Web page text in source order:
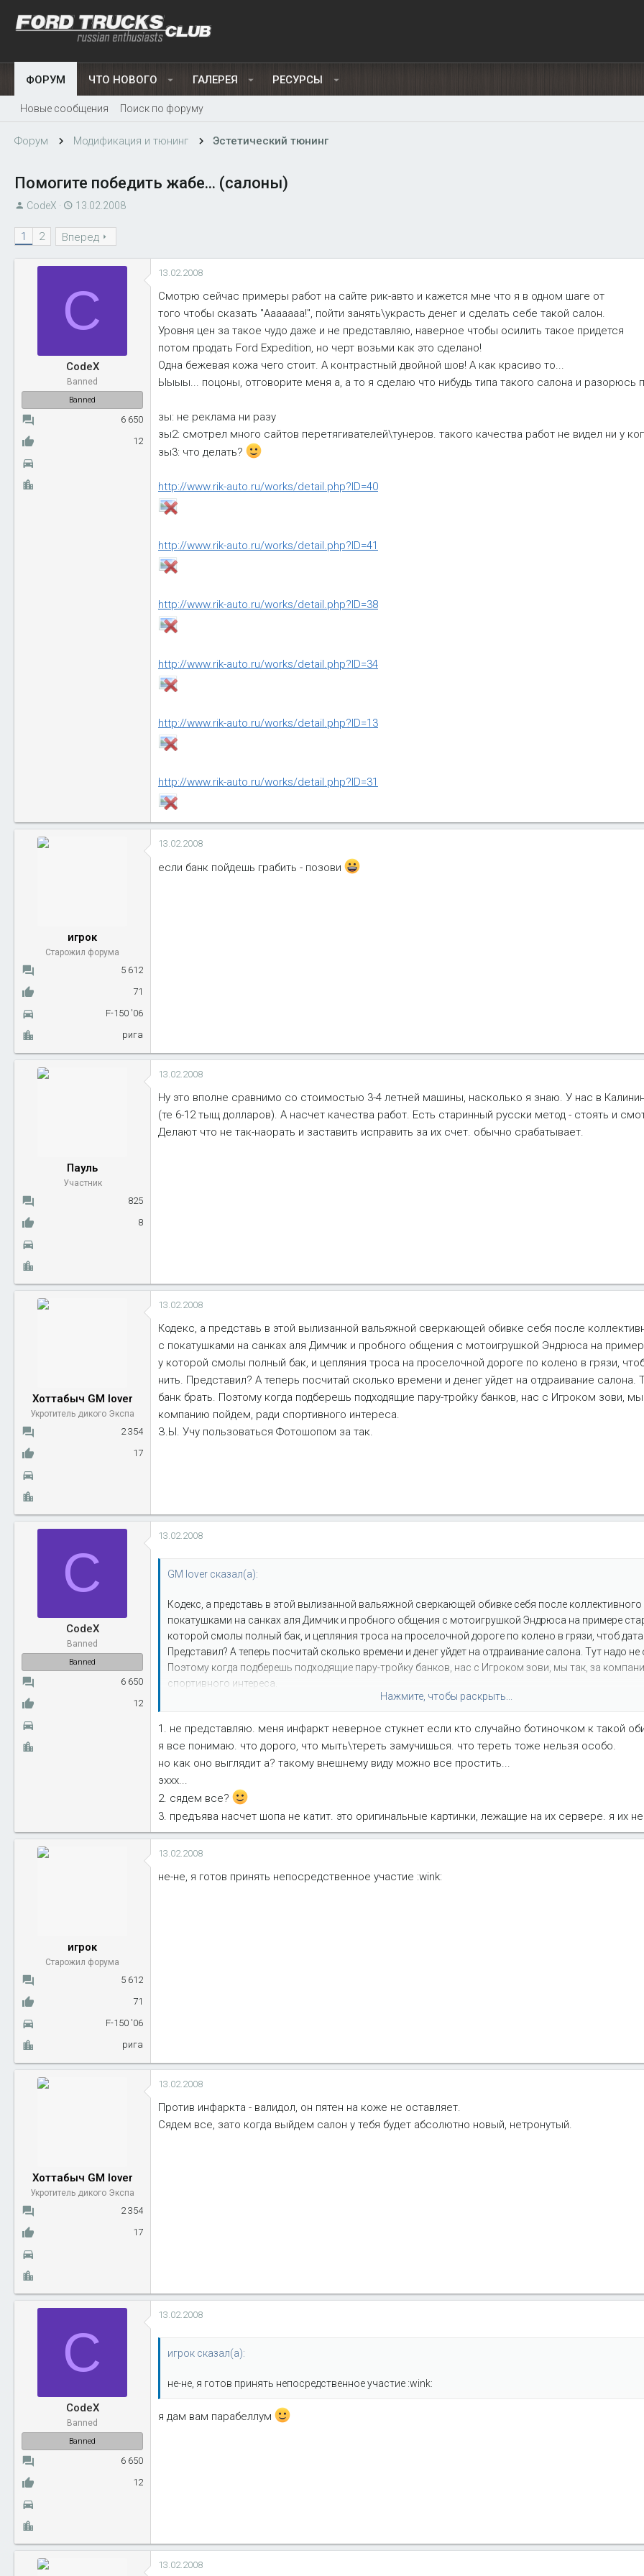
ФОРУМ ЧТО НОВОГО ГАЛЕРЕЯ РЕСУРСЫ
Новые сообщения Поиск по форуму
Форум Модификация и тюнинг Эстетический тюнинг
Помогите победить жабе... (салоны)
А
CodeX
Д
т
н
ч
л
13.02.2008
1 2 Вперед
C
CodeX
Banned
Banned
6 650
12
13.02.2008
Смотрю сейчас примеры работ на сайте рик-авто и кажется мне что я в одном шаге от
того чтобы сказать "Ааааааа!", пойти занять\украсть денег и сделать себе такой салон.
Уровня цен за такое чудо даже и не представляю, наверное чтобы осилить такое придется
потом продать Ford Expedition, но черт возьми как это сделано!
Одна бежевая кожа чего стоит. А контрастный двойной шов! А как красиво то...
Ыыыы... поцоны, отговорите меня а, а то я сделаю что нибудь типа такого салона и разорюсь
зы: не реклама ни разу
зы2: смотрел много сайтов перетягивателей\тунеров. такого качества работ не видел ни у
зы3: что делать?
http://www.rik-auto.ru/works/detail.php?ID=40
http://www.rik-auto.ru/works/detail.php?ID=41
http://www.rik-auto.ru/works/detail.php?ID=38
http://www.rik-auto.ru/works/detail.php?ID=34
http://www.rik-auto.ru/works/detail.php?ID=13
http://www.rik-auto.ru/works/detail.php?ID=31
игрок
Старожил форума
5 612
71
F-150 '06
рига
13.02.2008
если банк пойдешь грабить - позови
Пауль
Участник
825
8
13.02.2008
Ну это вполне сравнимо со стоимостью 3-4 летней машины, насколько я знаю. У нас в
(те 6-12 тыщ долларов). А насчет качества работ. Есть старинный русски метод - стоять и
Делают что не так-наорать и заставить исправить за их счет. обычно срабатывает.
Хоттабыч GM lover
Укротитель дикого Экспа
2 354
17
13.02.2008
Кодекс, а представь в этой вылизанной вальяжной сверкающей обивке себя после
с покатушками на санках аля Димчик и пробного общения с мотоигрушкой Эндрюса на
у которой смолы полный бак, и цепляния троса на проселочной дороге по колено в грязи,
нить. Представил? А теперь посчитай сколько времени и денег уйдет на отдраивание салона.
банк брать. Поэтому когда подберешь подходящие пару-тройку банков, нас с Игроком зови, мы
компанию пойдем, ради спортивного интереса.
З.Ы. Учу пользоваться Фотошопом за так.
C
CodeX
Banned
Banned
6 650
12
13.02.2008
GM lover сказал(а):
Кодекс, а представь в этой вылизанной вальяжной сверкающей обивке себя после
покатушками на санках аля Димчик и пробного общения с мотоигрушкой Эндрюса на примере
которой смолы полный бак, и цепляния троса на проселочной дороге по колено в грязи, чтоб
Представил? А теперь посчитай сколько времени и денег уйдет на отдраивание салона. Тут надо не
Поэтому когда подберешь подходящие пару-тройку банков, нас с Игроком зови, мы так, за
спортивного интереса.
Нажмите, чтобы раскрыть...
1. не представляю. меня инфаркт неверное стукнет если кто случайно ботиночком к такой
я все понимаю. что дорого, что мыть\тереть замучишься. что тереть тоже нельзя особо.
но как оно выглядит а? такому внешнему виду можно все простить...
эххх...
2. сядем все?
3. предъява насчет шопа не катит. это оригинальные картинки, лежащие на их сервере. я их
игрок
Старожил форума
5 612
71
F-150 '06
рига
13.02.2008
не-не, я готов принять непосредственное участие :wink:
Хоттабыч GM lover
Укротитель дикого Экспа
2 354
17
13.02.2008
Против инфаркта - валидол, он пятен на коже не оставляет.
Сядем все, зато когда выйдем салон у тебя будет абсолютно новый, нетронутый.
C
CodeX
Banned
Banned
6 650
12
13.02.2008
игрок сказал(а):
не-не, я готов принять непосредственное участие :wink:
я дам вам парабеллум
13.02.2008